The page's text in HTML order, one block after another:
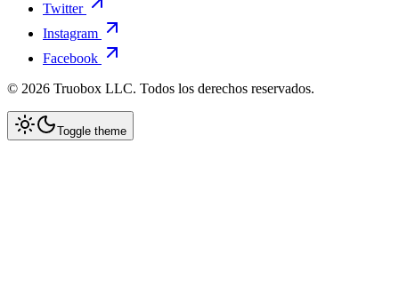
Twitter
Instagram
Facebook
© 2026 Truobox LLC. Todos los derechos reservados.
Toggle theme